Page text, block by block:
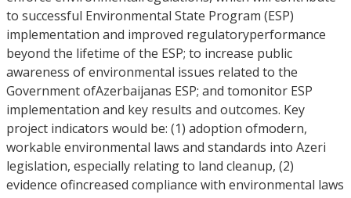
to successful Environmental State Program (ESP)
implementation and improved regulatoryperformance
beyond the lifetime of the ESP; to increase public
awareness of environmental issues related to the
Government ofAzerbaijanas ESP; and tomonitor ESP
implementation and key results and outcomes. Key
project indicators would be: (1) adoption ofmodern,
workable environmental laws and standards into Azeri
legislation, especially relating to land cleanup, (2)
evidence ofincreased compliance with environmental laws